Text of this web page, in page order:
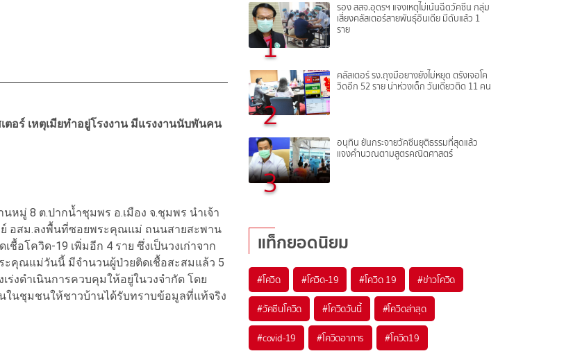
อร์ เหตุเมียทำอยู่โรงงาน มีแรงงานนับพันคน
หมู่ 8 ต.ปากน้ำชุมพร อ.เมือง จ.ชุมพร นำเจ้า
อสม.ลงพื้นที่ซอยพระคุณแม่ ถนนสายสะพาน
อโควิด-19 เพิ่มอีก 4 ราย ซึ่งเป็นวงเก่าจาก
ะคุณแม่วันนี้ มีจำนวนผู้ป่วยติดเชื้อสะสมแล้ว 5
ร่งดำเนินการควบคุมให้อยู่ในวงจำกัด โดย
ในชุมชนให้ชาวบ้านได้รับทราบข้อมูลที่แท้จริง
1
รอง สสจ.อุดรฯ แจงเหตุไม่เน้นฉีดวัคซีน กลุ่ม
เสี่ยงคลัสเตอร์สายพันธุ์อินเดีย มีดับแล้ว 1
ราย
2
คลัสเตอร์ รง.ถุงมือยางยังไม่หยุด ตรังเจอโค
วิดอีก 52 ราย น่าห่วงเด็ก วันเดียวติด 11 คน
3
อนุทิน ยันกระจายวัคซีนยุติธรรมที่สุดแล้ว
แจงคำนวณตามสูตรคณิตศาสตร์
แท็กยอดนิยม
#โควิด #โควิด-19 #โควิด 19 #ข่าวโควิด
#วัคซีนโควิด #โควิดวันนี้ #โควิดล่าสุด
#covid-19 #โควิดอาการ #โควิด19